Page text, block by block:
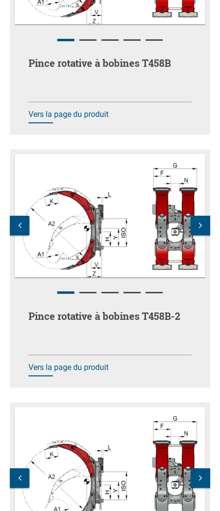
Pince rotative à bobines T458B
Vers la page du produit
Pince rotative à bobines T458B-2
Vers la page du produit